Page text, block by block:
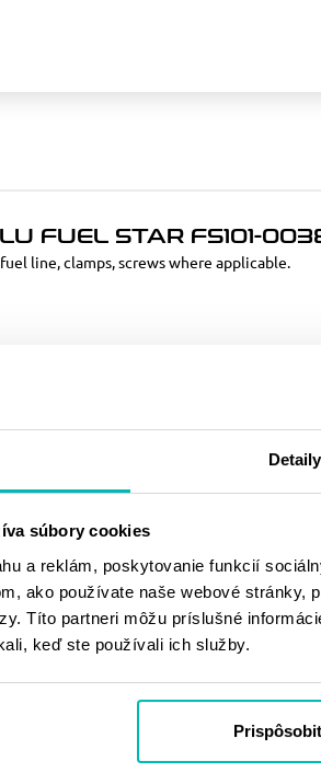
Detaily
súbory cookies
a reklám, poskytovanie funkcií
ako používate naše webové stránky,
Títo partneri môžu príslušné
keď ste používali ich služby.
FUEL STAR FS101-
line, clamps, screws where applicable.
VÁM